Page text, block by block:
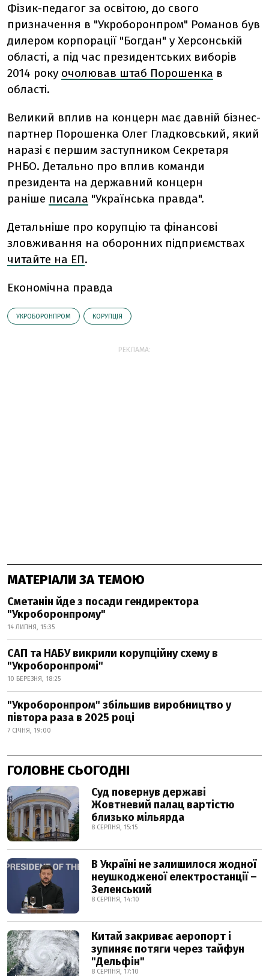
Фізик-педагог за освітою, до свого
призначення в "Укроборонпром" Романов був
дилером корпорації "Богдан" у Херсонській
області, а під час президентських виборів
2014 року очолював штаб Порошенка в
області.
Великий вплив на концерн має давній бізнес-
партнер Порошенка Олег Гладковський, який
наразі є першим заступником Секретаря
РНБО. Детально про вплив команди
президента на державний концерн
раніше писала "Українська правда".
Детальніше про корупцію та фінансові
зловживання на оборонних підприємствах
читайте на ЕП.
Економічна правда
УКРОБОРОНПРОМ КОРУПЦІЯ
РЕКЛАМА:
МАТЕРІАЛИ ЗА ТЕМОЮ
Сметанін йде з посади гендиректора
"Укроборонпрому"
14 ЛИПНЯ, 15:35
САП та НАБУ викрили корупційну схему в
"Укроборонпромі"
10 БЕРЕЗНЯ, 18:25
"Укроборонпром" збільшив виробництво у
півтора раза в 2025 році
7 СІЧНЯ, 19:00
ГОЛОВНЕ СЬОГОДНІ
Суд повернув державі
Жовтневий палац вартістю
близько мільярда
8 СЕРПНЯ, 15:15
В Україні не залишилося жодної
неушкодженої електростанції –
Зеленський
8 СЕРПНЯ, 14:10
Китай закриває аеропорт і
зупиняє потяги через тайфун
"Дельфін"
8 СЕРПНЯ, 17:10